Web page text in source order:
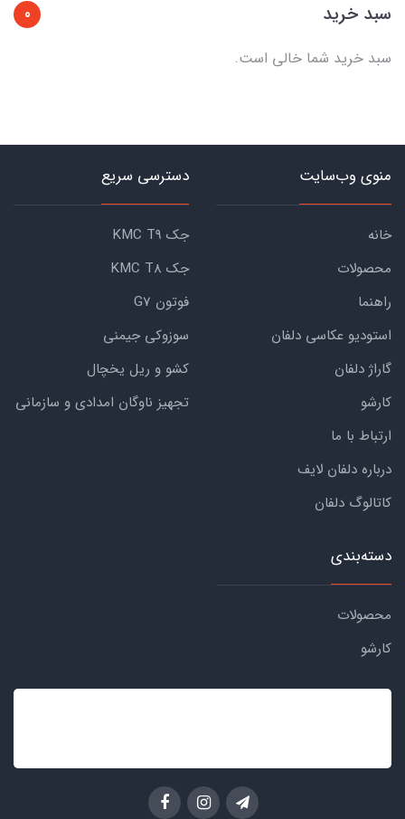
سبد خرید
0
سبد خرید شما خالی است.
منوی وب‌سایت
خانه
محصولات
راهنما
استودیو عکاسی دلفان
گاراژ دلفان
کارشو
ارتباط با ما
درباره دلفان لایف
کاتالوگ دلفان
دسترسی سریع
جک KMC T9
جک KMC T8
فوتون G7
سوزوکی جیمنی
کشو و ریل یخچال
تجهیز ناوگان امدادی و سازمانی
دسته‌بندی
محصولات
کارشو